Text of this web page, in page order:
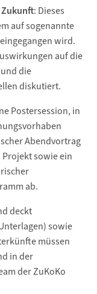
Zukunft: Dieses
auf sogenannte
wird.
auf die
die
diskutiert.
Postersession, in
Abendvortrag
sowie ein
ab.
deckt
sowie
müssen
in der
der ZuKoKo